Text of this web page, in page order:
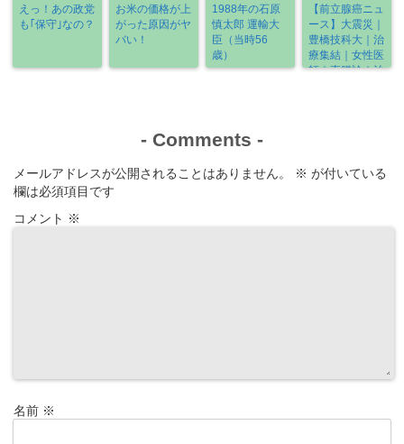
えっ！あの政党
も｢保守｣なの？
お米の価格が上
がった原因がヤ
バい！
1988年の石原
慎太郎 運輸大
臣（当時56
歳）
【前立腺癌ニュ
ース】大震災｜
豊橋技科大｜治
療集結｜女性医
師｜直腸診｜治
- Comments -
メールアドレスが公開されることはありません。 ※ が付いている
欄は必須項目です
コメント ※
名前 ※